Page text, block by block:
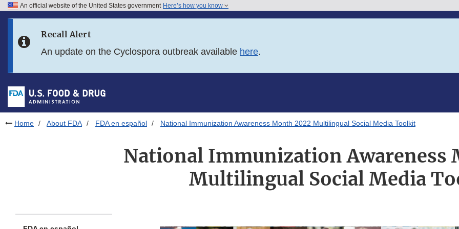
Skip to FDA Search
Skip to footer links
An official website of the United States government Here’s how you know
Recall Alert
An update on the Cyclospora outbreak available here.
Home About FDA FDA en español National Immunization Awareness Month 2022 Multilingual Social Media Toolkit
National Immunization Awareness
Multilingual Social Media